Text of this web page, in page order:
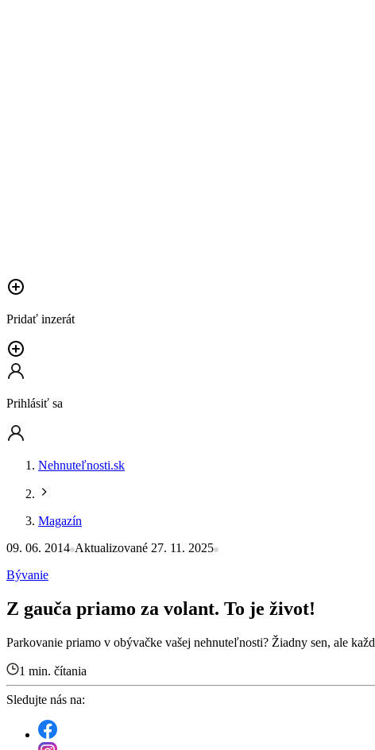
Pridať inzerát
Prihlásiť sa
Nehnuteľnosti.sk
Magazín
09. 06. 2014 Aktualizované 27. 11. 2025
Bývanie
Z gauča priamo za volant. To je život!
Parkovanie priamo v obývačke vašej nehnuteľnosti? Žiadny sen, ale
1 min. čítania
Sledujte nás na: